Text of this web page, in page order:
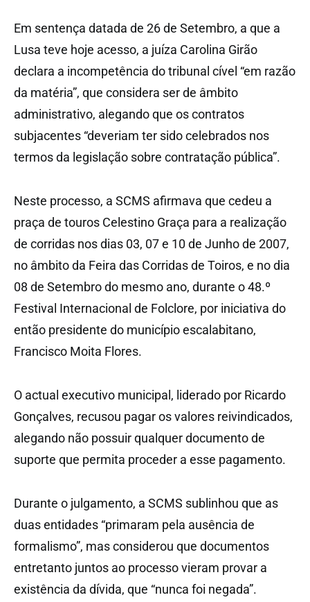
Em sentença datada de 26 de Setembro, a que a
Lusa teve hoje acesso, a juíza Carolina Girão
declara a incompetência do tribunal cível “em razão
da matéria”, que considera ser de âmbito
administrativo, alegando que os contratos
subjacentes “deveriam ter sido celebrados nos
termos da legislação sobre contratação pública”.
Neste processo, a SCMS afirmava que cedeu a
praça de touros Celestino Graça para a realização
de corridas nos dias 03, 07 e 10 de Junho de 2007,
no âmbito da Feira das Corridas de Toiros, e no dia
08 de Setembro do mesmo ano, durante o 48.º
Festival Internacional de Folclore, por iniciativa do
então presidente do município escalabitano,
Francisco Moita Flores.
O actual executivo municipal, liderado por Ricardo
Gonçalves, recusou pagar os valores reivindicados,
alegando não possuir qualquer documento de
suporte que permita proceder a esse pagamento.
Durante o julgamento, a SCMS sublinhou que as
duas entidades “primaram pela ausência de
formalismo”, mas considerou que documentos
entretanto juntos ao processo vieram provar a
existência da dívida, que “nunca foi negada”.